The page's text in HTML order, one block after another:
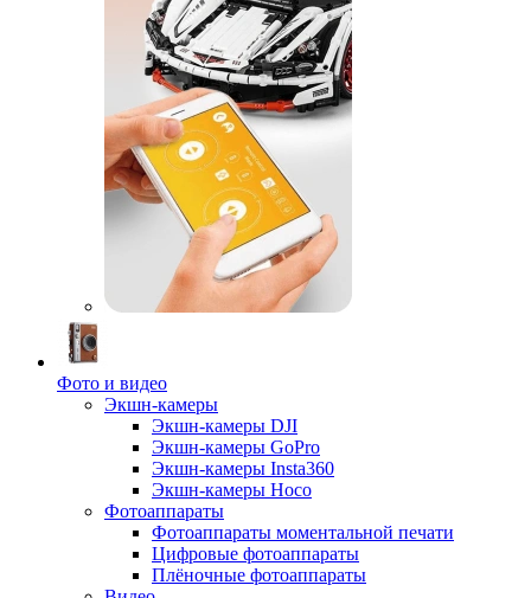
Фото и видео
Экшн-камеры
Экшн-камеры DJI
Экшн-камеры GoPro
Экшн-камеры Insta360
Экшн-камеры Hoco
Фотоаппараты
Фотоаппараты моментальной печати
Цифровые фотоаппараты
Плёночные фотоаппараты